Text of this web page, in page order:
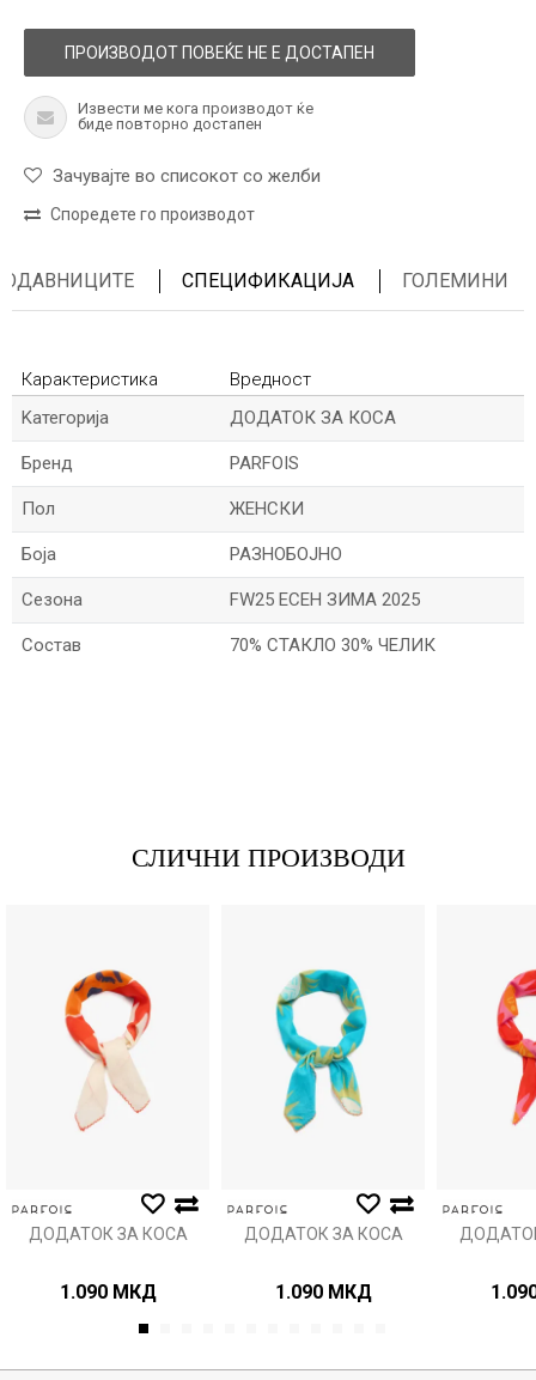
ПРОИЗВОДОТ ПОВЕЌЕ НЕ Е ДОСТАПЕН
Извести ме кога производот ќе
биде повторно достапен
Зачувајте во списокот со желби
Споредете го производот
СПЕЦИФИКАЦИЈА ГОЛЕМИНИ
Карактеристика
Вредност
Kатегорија
ДОДАТОК ЗА КОСА
Бренд PARFOIS
Пол ЖЕНСКИ
Боја РАЗНОБОЈНО
Сезона FW25 ЕСЕН ЗИМА 2025
Состав 70% СТАКЛО 30% ЧЕЛИК
Анти спам заштита - пресметајте колку е 9 - 4 :
СЛИЧНИ ПРОИЗВОДИ
ДОДАТОК ЗА КОСА
1.090 МКД
ДОДАТОК ЗА КОСА
1.090 МКД
1